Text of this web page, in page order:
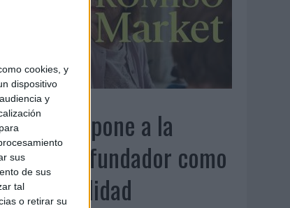
cookies, y
dispositivo
y
sus
de sus
tal
o retirar su
Market pone a la
de su fundador como
de su calidad